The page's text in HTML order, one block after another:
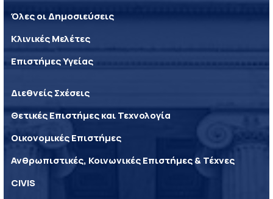
Όλες οι Δημοσιεύσεις
Κλινικές Μελέτες
Επιστήμες Υγείας
Διεθνείς Σχέσεις
Θετικές Επιστήμες και Τεχνολογία
Οικονομικές Επιστήμες
Ανθρωπιστικές, Κοινωνικές Επιστήμες & Τέχνες
CIVIS